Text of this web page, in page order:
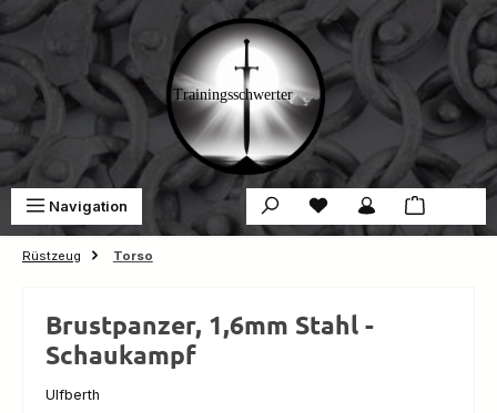
Zum Hauptinhalt springen
Navigation Du hast 0 Produkte auf
Rüstzeug Torso
Brustpanzer, 1,6mm Stahl -
Schaukampf
Ulfberth